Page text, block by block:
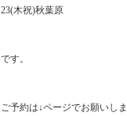
23(木祝)秋葉原
です。
ご予約は↓ページでお願いしま